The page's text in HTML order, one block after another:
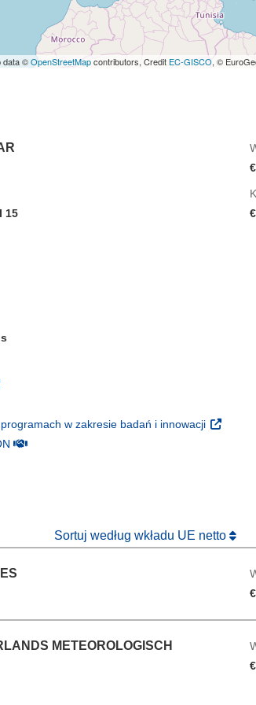
data ©OpenStreetMapcontributors, Credit EC-GISCO, ©
15
otworzy się w nowym oknie)
otworzy się w nowym oknie)
w zakresie badań i innowacji
(odnośnik otworzy się w nowym oknie)
Sortuj według wkładu UE netto
METEOROLOGISCH